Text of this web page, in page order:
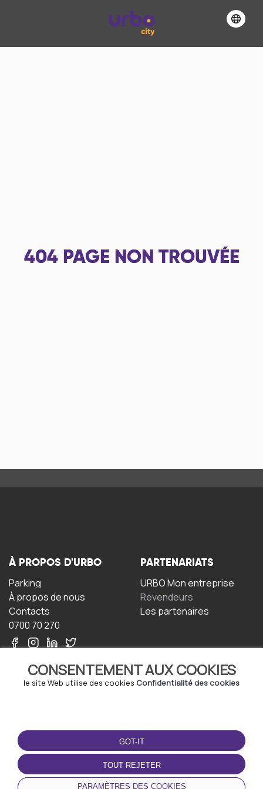
404 PAGE NON TROUVÉE
CONSENTEMENT AUX COOKIES
le site Web utilise des cookies Confidentialité des cookies
GOT-IT
TOUT REJETER
PARAMÈTRES DES COOKIES
À PROPOS D'URBO
Parking
À propos de nous
Contacts
0700 70 270
PARTENARIATS
URBO Mon entreprise
Revendeurs
Les partenaires
TERMS-OF-USE
Termes et conditions
Politique de confidentialité
Politique relative aux
cookies
TÉLÉCHARGEZ
L'APPLICATION